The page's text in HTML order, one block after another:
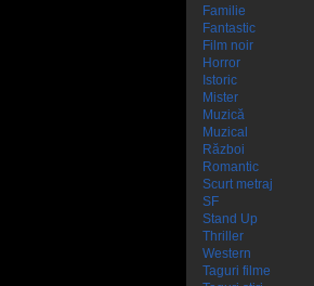
Familie
Fantastic
Film noir
Horror
Istoric
Mister
Muzică
Muzical
Război
Romantic
Scurt metraj
SF
Stand Up
Thriller
Western
Taguri filme